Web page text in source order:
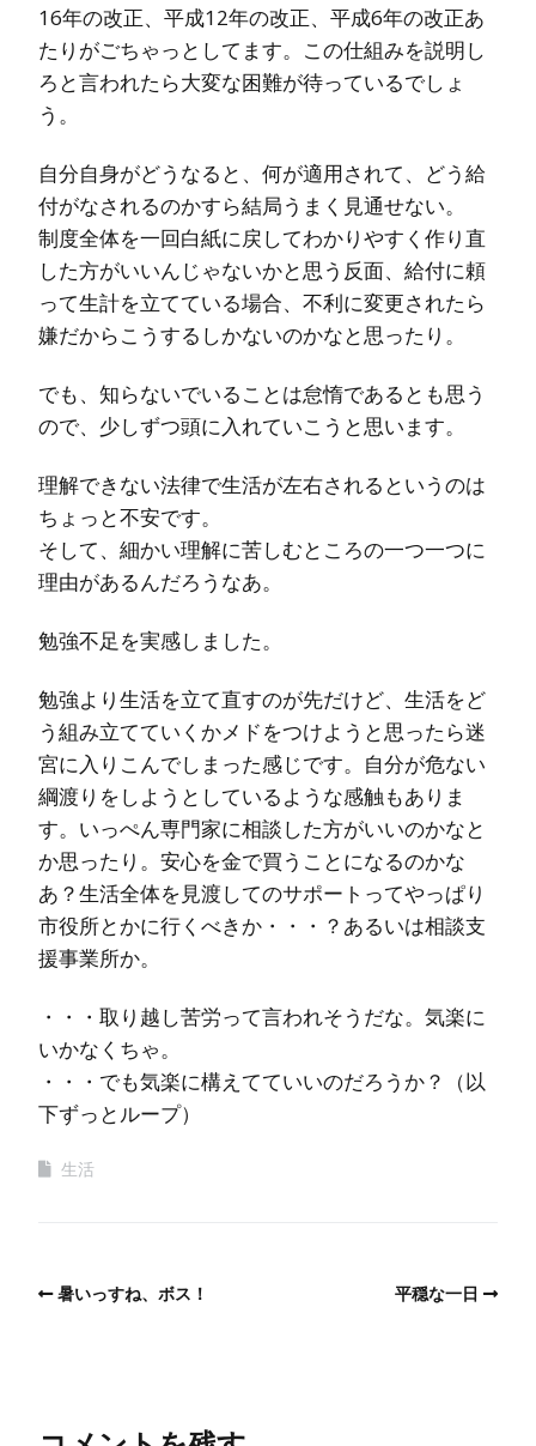
16年の改正、平成12年の改正、平成6年の改正あ
たりがごちゃっとしてます。この仕組みを説明し
ろと言われたら大変な困難が待っているでしょ
う。
自分自身がどうなると、何が適用されて、どう給
付がなされるのかすら結局うまく見通せない。
制度全体を一回白紙に戻してわかりやすく作り直
した方がいいんじゃないかと思う反面、給付に頼
って生計を立てている場合、不利に変更されたら
嫌だからこうするしかないのかなと思ったり。
でも、知らないでいることは怠惰であるとも思う
ので、少しずつ頭に入れていこうと思います。
理解できない法律で生活が左右されるというのは
ちょっと不安です。
そして、細かい理解に苦しむところの一つ一つに
理由があるんだろうなあ。
勉強不足を実感しました。
勉強より生活を立て直すのが先だけど、生活をど
う組み立てていくかメドをつけようと思ったら迷
宮に入りこんでしまった感じです。自分が危ない
綱渡りをしようとしているような感触もありま
す。いっぺん専門家に相談した方がいいのかなと
か思ったり。安心を金で買うことになるのかな
あ？生活全体を見渡してのサポートってやっぱり
市役所とかに行くべきか・・・？あるいは相談支
援事業所か。
・・・取り越し苦労って言われそうだな。気楽に
いかなくちゃ。
・・・でも気楽に構えてていいのだろうか？（以
下ずっとループ）
生活
暑いっすね、ボス！ 平穏な一日